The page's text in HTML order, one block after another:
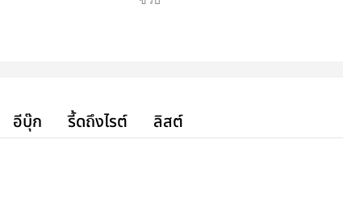
อีบุ๊ก รี้ดถึงไรต์ ลิสต์